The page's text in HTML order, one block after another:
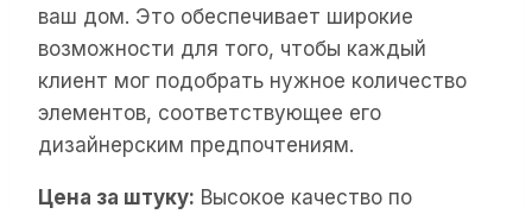
ваш дом. Это обеспечивает широкие
возможности для того, чтобы каждый
клиент мог подобрать нужное количество
элементов, соответствующее его
дизайнерским предпочтениям.
Цена за штуку: Высокое качество по